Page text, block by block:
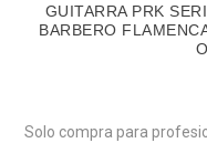
GUITARRA PRK
BARBERO
Solo compra para